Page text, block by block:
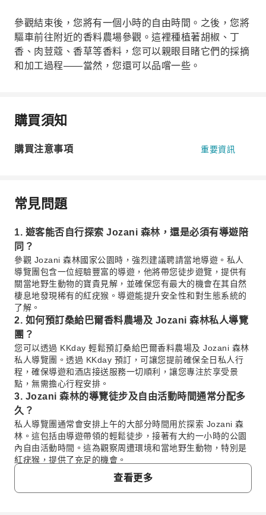
參觀結束後，您將有一個小時的自由時間。之後，您將
驅車前往附近的香料農場參觀。這裡種植著胡椒、丁
香、肉荳蔻、香草等香料，您可以親眼目睹它們的採摘
和加工過程——當然，您還可以品嚐一些。
購買須知
購買注意事項 重要資訊
常見問題
1. 遊客能否自行探索 Jozani 森林，還是必須有導遊陪
同？
參觀 Jozani 森林國家公園時，強烈建議聘請當地導遊。私人
導覽團包含一位經驗豐富的導遊，他將帶您徒步遊覽，提供有
關當地野生動物的寶貴見解，並確保您有最大的機會在其自然
棲息地發現稀有的紅疣猴。導遊能提升安全性和對生態系統的
了解。
2. 如何預訂桑給巴爾香料農場及 Jozani 森林私人導覽
團？
您可以透過 KKday 輕鬆預訂桑給巴爾香料農場及 Jozani 森林
私人導覽團。透過 KKday 預訂，可讓您提前確保全日私人行
程，確保導遊和酒店接送服務一切順利，讓您專注於享受景
點，無需擔心行程安排。
3. Jozani 森林的導覽徒步及自由活動時間通常分配多
久？
私人導覽團通常會安排上午的大部分時間用於探索 Jozani 森
林。這包括由導遊帶領的輕鬆徒步，接著有大約一小時的公園
內自由活動時間。這為觀察周遭環境和當地野生動物，特別是
紅疣猴，提供了充足的機會。
4. 參觀 Jozani 森林國家公園時可以看到哪些獨特的野
生動物？
查看更多